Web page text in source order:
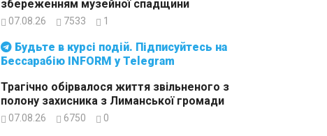
Бессарабію INFORM у Telegram
збереженням музейної спадщини
07.08.26 7533 1
Трагічно обірвалося життя звільненого з
полону захисника з Лиманської громади
07.08.26 6750 0